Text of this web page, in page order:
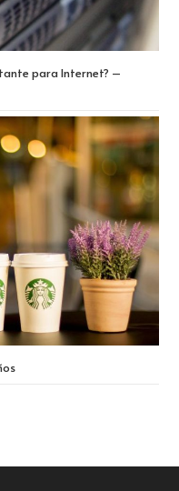
para Internet? –